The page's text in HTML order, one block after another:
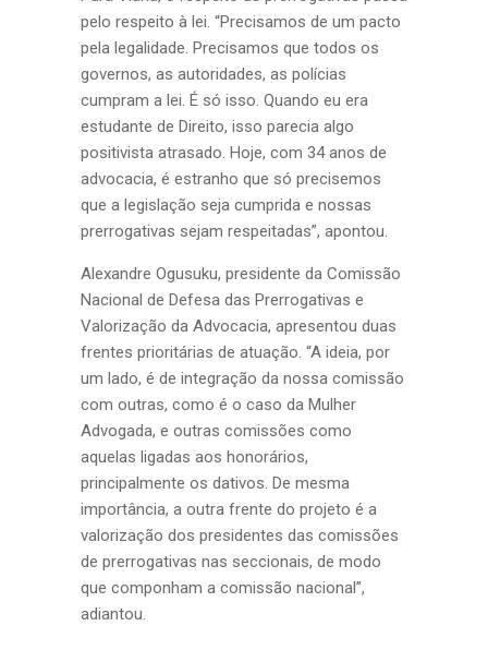
pelo respeito à lei. “Precisamos de um pacto
pela legalidade. Precisamos que todos os
governos, as autoridades, as polícias
cumpram a lei. É só isso. Quando eu era
estudante de Direito, isso parecia algo
positivista atrasado. Hoje, com 34 anos de
advocacia, é estranho que só precisemos
que a legislação seja cumprida e nossas
prerrogativas sejam respeitadas”, apontou.
Alexandre Ogusuku, presidente da Comissão
Nacional de Defesa das Prerrogativas e
Valorização da Advocacia, apresentou duas
frentes prioritárias de atuação. “A ideia, por
um lado, é de integração da nossa comissão
com outras, como é o caso da Mulher
Advogada, e outras comissões como
aquelas ligadas aos honorários,
principalmente os dativos. De mesma
importância, a outra frente do projeto é a
valorização dos presidentes das comissões
de prerrogativas nas seccionais, de modo
que componham a comissão nacional”,
adiantou.